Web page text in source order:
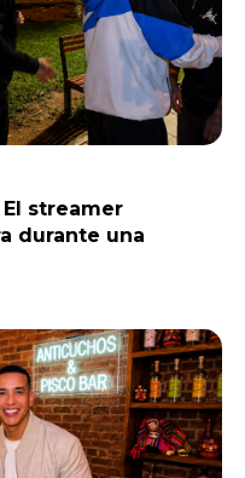
El streamer
durante una